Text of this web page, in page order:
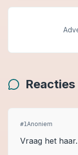
Reacties
#1Anoniem
Vraag het haar.